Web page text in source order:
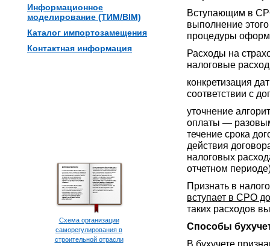
Информационное
моделирование (ТИМ/BIM)
Каталог импортозамещения
Контактная информация
Схема организации
саморегулирования в
строительной отрасли
Вступающим в
выполнение
процедуры
Расходы на
налоговые
конкретизация
соответствии с
уточнение
оплаты —
течение срока
действия
налоговых
отчетном
Признать в
вступает в СРО
таких расходов
Способы
В бухучете